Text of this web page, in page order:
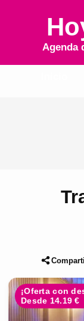
Agenda
¡Oferta con
Desde 14.19 €